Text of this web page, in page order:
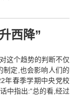
西降”
这个趋势的判断不仅
制定,也会影响人们的
年春季学期中央党校
中指出:“总的看,经过